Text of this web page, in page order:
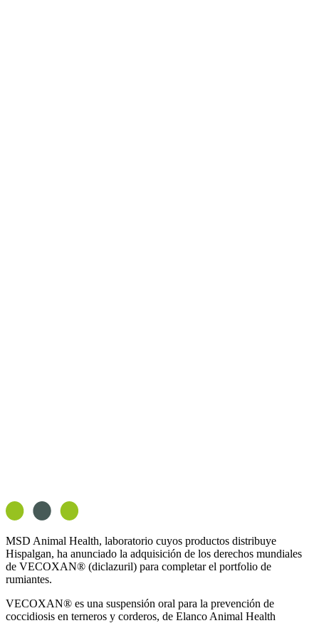
MSD Animal Health, laboratorio cuyos productos distribuye
Hispalgan, ha anunciado la adquisición de los derechos mundiales
de VECOXAN® (diclazuril) para completar el portfolio de
rumiantes.
VECOXAN® es una suspensión oral para la prevención de
coccidiosis en terneros y corderos, de Elanco Animal Health